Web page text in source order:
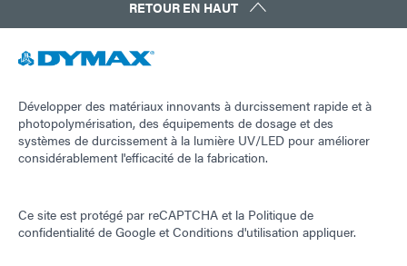
RETOUR EN HAUT
Développer des matériaux innovants à durcissement rapide et à
photopolymérisation, des équipements de dosage et des
systèmes de durcissement à la lumière UV/LED pour améliorer
considérablement l'efficacité de la fabrication.
Ce site est protégé par reCAPTCHA et la Politique de
confidentialité de Google etConditions d'utilisation appliquer.